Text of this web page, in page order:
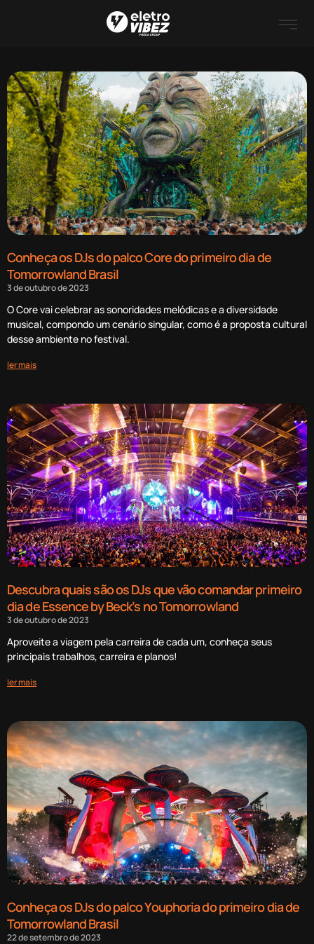
Conheça os DJs do palco Core do primeiro dia de
Tomorrowland Brasil
3 de outubro de 2023
O Core vai celebrar as sonoridades melódicas e a diversidade
musical, compondo um cenário singular, como é a proposta cultural
desse ambiente no festival.
ler mais
Descubra quais são os DJs que vão comandar primeiro
dia de Essence by Beck’s no Tomorrowland
3 de outubro de 2023
Aproveite a viagem pela carreira de cada um, conheça seus
principais trabalhos, carreira e planos!
ler mais
Conheça os DJs do palco Youphoria do primeiro dia de
Tomorrowland Brasil
22 de setembro de 2023